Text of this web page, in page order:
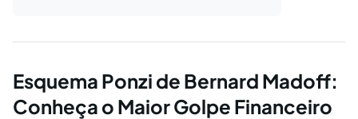
Esquema Ponzi de Bernard Madoff:
Conheça o Maior Golpe Financeiro